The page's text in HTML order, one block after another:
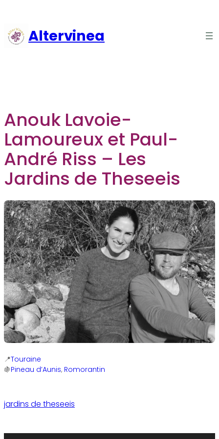
contenuAltervinea
Anouk Lavoie-
Lamoureux et Paul-
André Riss – Les
Jardins de Theseeis
Touraine
Pineau d’Aunis, Romorantin
jardins de theseeis